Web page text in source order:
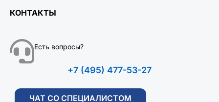
КОНТАКТЫ
Есть вопросы?
+7 (495) 477-53-27
ЧАТ СО СПЕЦИАЛИСТОМ